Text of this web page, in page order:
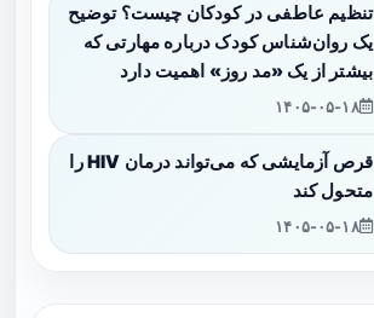
تنظیم عاطفی در کودکان چیست؟ توضیح
یک روان‌شناس کودک درباره مهارتی که
بیشتر از یک «مد روز» اهمیت دارد
۱۴۰۵-۰۵-۱۸
قرص آزمایشی که می‌تواند درمان HIV را
متحول کند
۱۴۰۵-۰۵-۱۸